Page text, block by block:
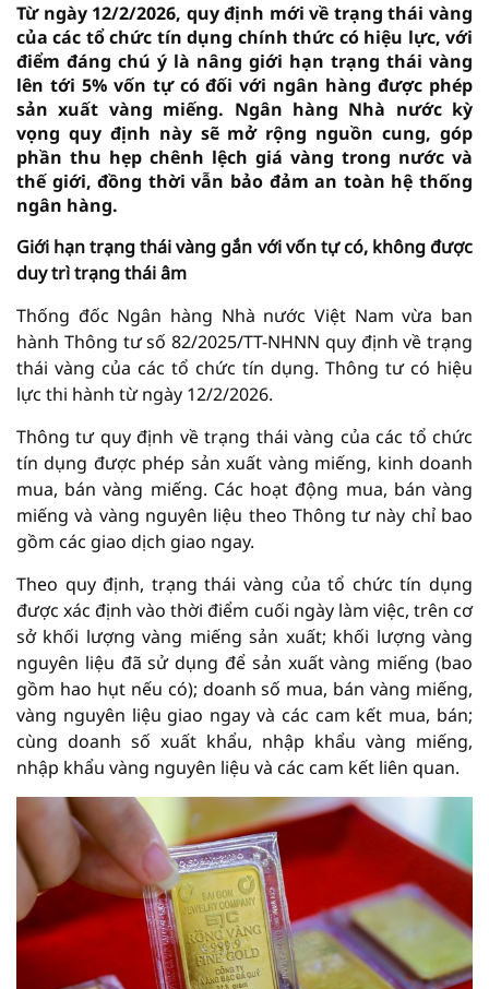
Từ ngày 12/2/2026, quy định mới về trạng thái vàng
của các tổ chức tín dụng chính thức có hiệu lực, với
điểm đáng chú ý là nâng giới hạn trạng thái vàng
lên tới 5% vốn tự có đối với ngân hàng được phép
sản xuất vàng miếng. Ngân hàng Nhà nước kỳ
vọng quy định này sẽ mở rộng nguồn cung, góp
phần thu hẹp chênh lệch giá vàng trong nước và
thế giới, đồng thời vẫn bảo đảm an toàn hệ thống
ngân hàng.
Giới hạn trạng thái vàng gắn với vốn tự có, không được
duy trì trạng thái âm
Thống đốc Ngân hàng Nhà nước Việt Nam vừa ban
hành Thông tư số 82/2025/TT-NHNN quy định về trạng
thái vàng của các tổ chức tín dụng. Thông tư có hiệu
lực thi hành từ ngày 12/2/2026.
Thông tư quy định về trạng thái vàng của các tổ chức
tín dụng được phép sản xuất vàng miếng, kinh doanh
mua, bán vàng miếng. Các hoạt động mua, bán vàng
miếng và vàng nguyên liệu theo Thông tư này chỉ bao
gồm các giao dịch giao ngay.
Theo quy định, trạng thái vàng của tổ chức tín dụng
được xác định vào thời điểm cuối ngày làm việc, trên cơ
sở khối lượng vàng miếng sản xuất; khối lượng vàng
nguyên liệu đã sử dụng để sản xuất vàng miếng (bao
gồm hao hụt nếu có); doanh số mua, bán vàng miếng,
vàng nguyên liệu giao ngay và các cam kết mua, bán;
cùng doanh số xuất khẩu, nhập khẩu vàng miếng,
nhập khẩu vàng nguyên liệu và các cam kết liên quan.